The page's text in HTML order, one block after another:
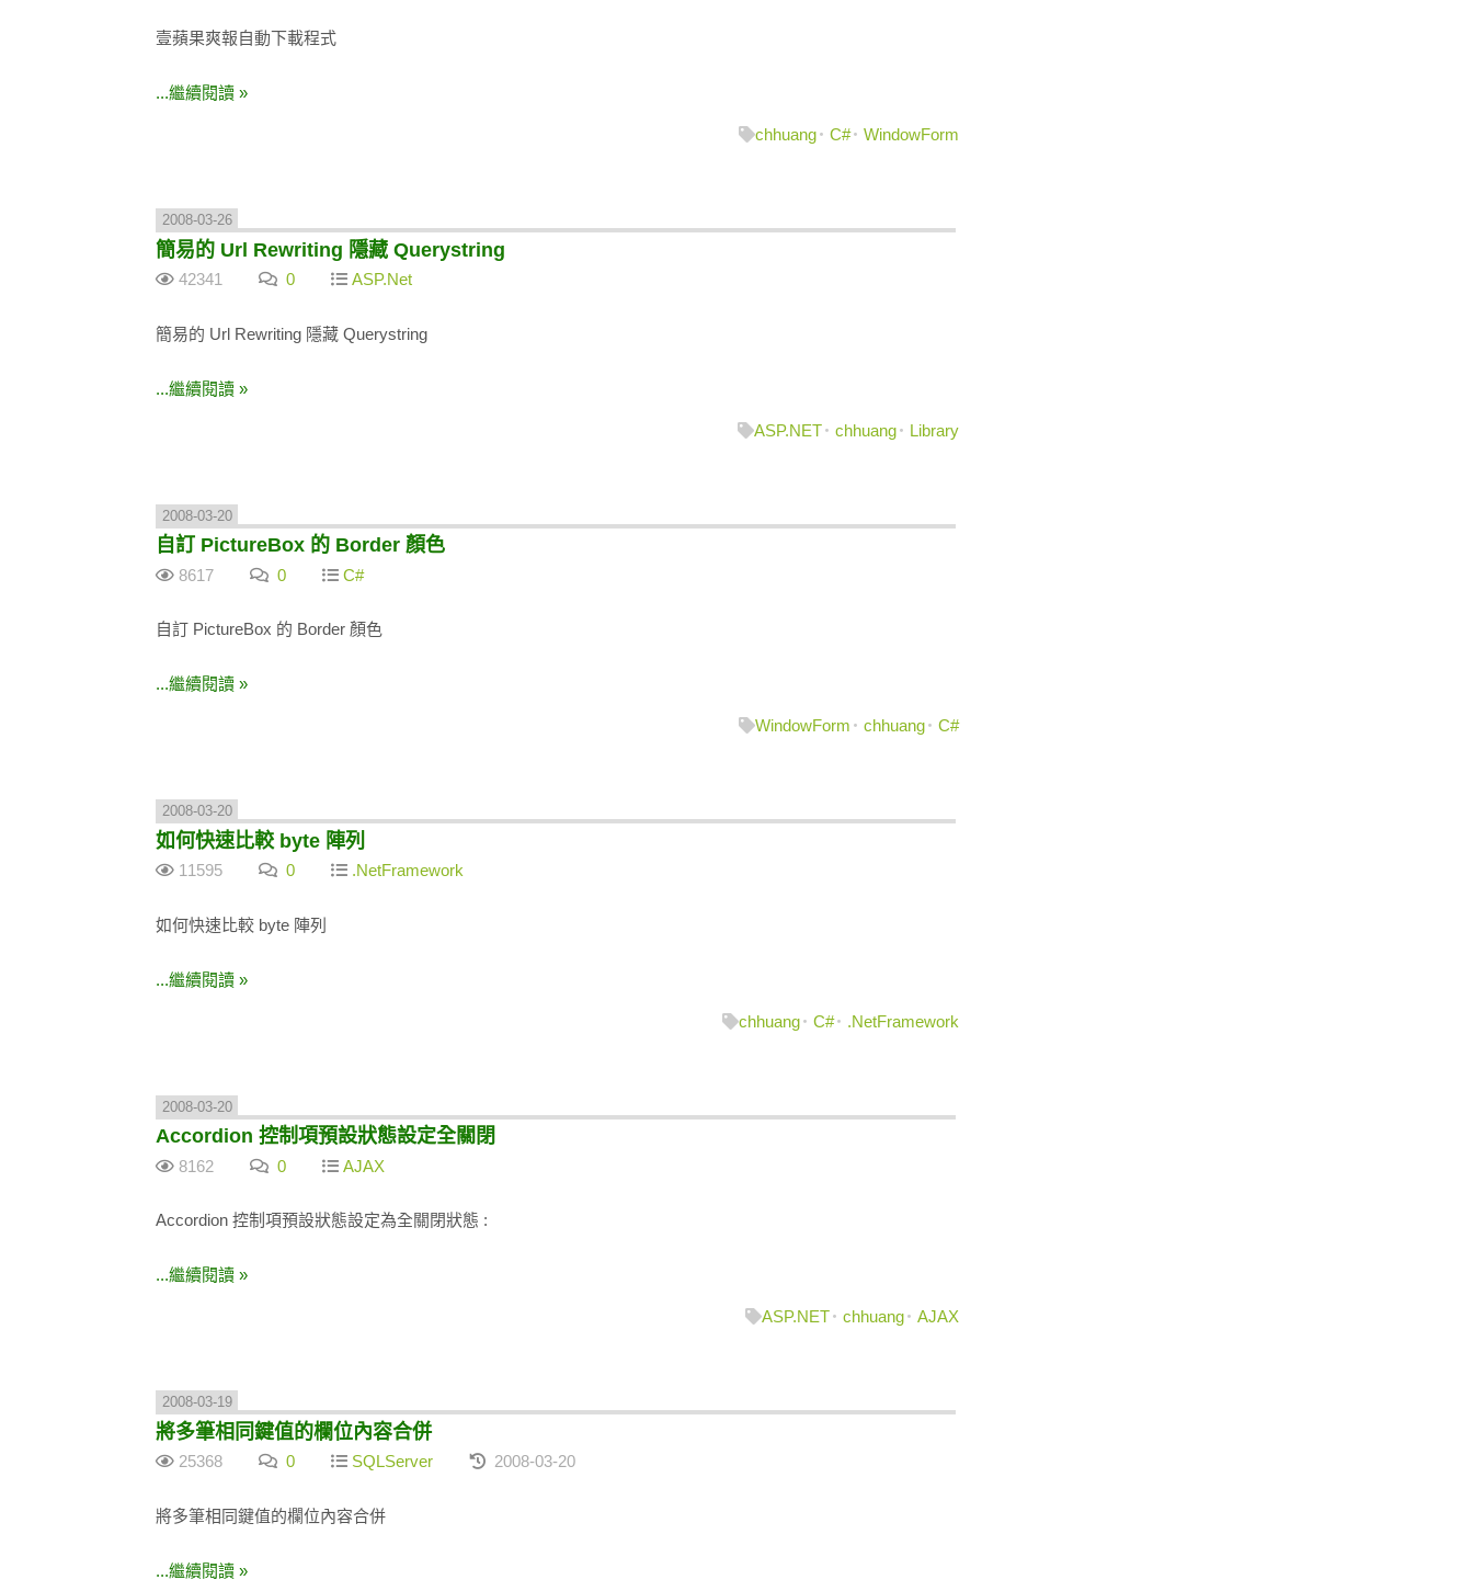
壹蘋果爽報自動下載程式
...繼續閱讀 »
chhuang C# WindowForm
2008-03-26
簡易的 Url Rewriting 隱藏 Querystring
42341 0 ASP.Net
簡易的 Url Rewriting 隱藏 Querystring
...繼續閱讀 »
ASP.NET chhuang Library
2008-03-20
自訂 PictureBox 的 Border 顏色
8617 0 C#
自訂 PictureBox 的 Border 顏色
...繼續閱讀 »
WindowForm chhuang C#
2008-03-20
如何快速比較 byte 陣列
11595 0 .NetFramework
如何快速比較 byte 陣列
...繼續閱讀 »
chhuang C# .NetFramework
2008-03-20
Accordion 控制項預設狀態設定全關閉
8162 0 AJAX
Accordion 控制項預設狀態設定為全關閉狀態 :
...繼續閱讀 »
ASP.NET chhuang AJAX
2008-03-19
將多筆相同鍵值的欄位內容合併
25368 0 SQLServer 2008-03-20
將多筆相同鍵值的欄位內容合併
...繼續閱讀 »